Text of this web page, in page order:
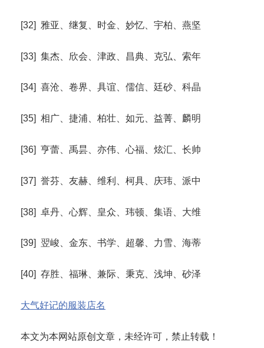
[32] 雅亚、继复、时金、妙忆、宇柏、燕坚
[33] 集杰、欣会、津政、昌典、克弘、索年
[34] 喜沧、卷界、具谊、儒信、廷砂、科晶
[35] 相广、捷浦、柏壮、如元、益菁、麟明
[36] 亨蕾、禹昙、亦伟、心福、炫汇、长帅
[37] 誉芬、友赫、维利、柯具、庆玮、派中
[38] 卓丹、心辉、皇众、玮顿、集语、大维
[39] 翌峻、金东、书学、超馨、力雪、海蒂
[40] 存胜、福琳、兼际、秉克、浅坤、砂泽
大气好记的服装店名
本文为本网站原创文章，未经许可，禁止转载！